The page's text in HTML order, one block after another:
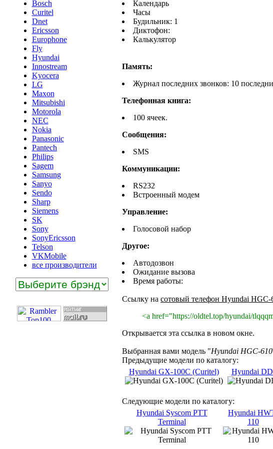
Bosch
Curitel
Dnet
Ericsson
Europhone
Fly
Hyundai
Innostream
Kyocera
LG
Maxon
Mitsubishi
Motorola
NEC
Nokia
Panasonic
Pantech
Philips
Sagem
Samsung
Sanyo
Sendo
Sharp
Siemens
SK
Sony
SonyEricsson
Telson
VKMobile
все производители
Календарь
Часы
Будильник: 1
Диктофон:
Калькулятор
Память:
Журнал последних звонков: 10
Телефонная книга:
100 ячеек.
Сообщения:
SMS
Коммуникации:
RS232
Встроенный модем
Управление:
Голосовой набор
Другое:
Автодозвон
Ожидание вызова
Время работы:
Ссылку на сотовый телефон Hyundai HGC-
<a href="https://oldtel.top/hyundai/
Открывается эта ссылка в новом окне.
Выбранная вами модель "Hyundai HGC-610
Предыдущие модели по каталогу:
Hyundai GX-100C (Curitel)
Hyundai
Следующие модели по каталогу:
Hyundai Syscom PTT
Terminal
Hyundai
110